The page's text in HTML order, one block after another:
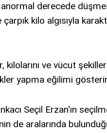
anormal derecede
kilo algısıyla
ve vücut
yapma eğilimi gösterir
Seçil Erzan'ın
de aralarında